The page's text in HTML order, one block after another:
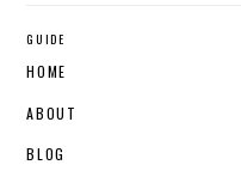
GUIDE
HOME
ABOUT
BLOG